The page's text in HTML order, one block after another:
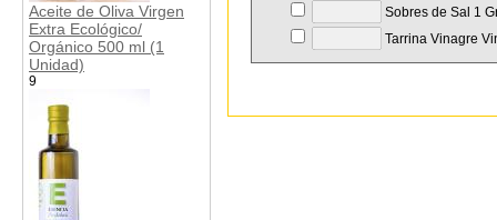
Aceite de Oliva Virgen
Extra Ecológico/
Orgánico 500 ml (1
Unidad)
9
Sobres de Sal 1
Tarrina Vinagre